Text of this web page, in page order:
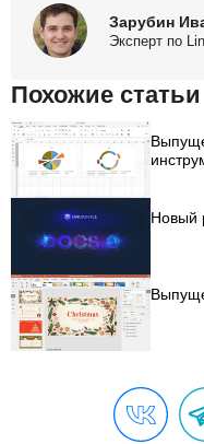
Зарубин
Эксперт по
Похожие статьи
Новый